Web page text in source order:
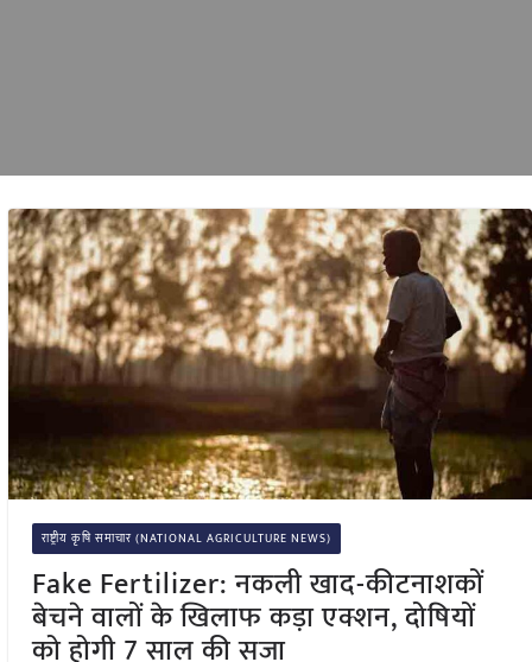
राष्ट्रीय कृषि समाचार (NATIONAL AGRICULTURE NEWS)
Fake Fertilizer: नकली खाद-कीटनाशकों
बेचने वालों के खिलाफ कड़ा एक्शन, दोषियों
को होगी 7 साल की सजा